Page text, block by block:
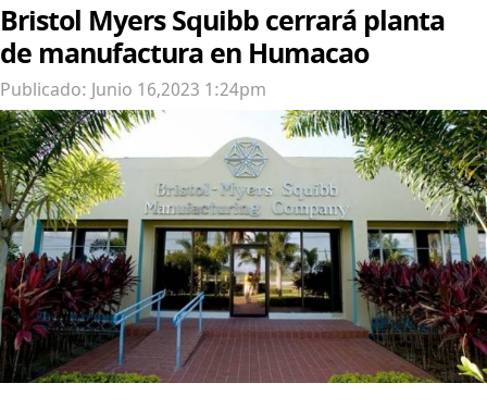
Bristol Myers Squibb cerrará planta
de manufactura en Humacao
Publicado: Junio 16,2023 1:24pm